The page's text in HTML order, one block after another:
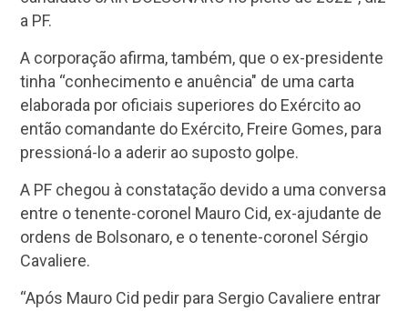
a PF.
A corporação afirma, também, que o ex-presidente
tinha “conhecimento e anuência" de uma carta
elaborada por oficiais superiores do Exército ao
então comandante do Exército, Freire Gomes, para
pressioná-lo a aderir ao suposto golpe.
A PF chegou à constatação devido a uma conversa
entre o tenente-coronel Mauro Cid, ex-ajudante de
ordens de Bolsonaro, e o tenente-coronel Sérgio
Cavaliere.
“Após Mauro Cid pedir para Sergio Cavaliere entrar